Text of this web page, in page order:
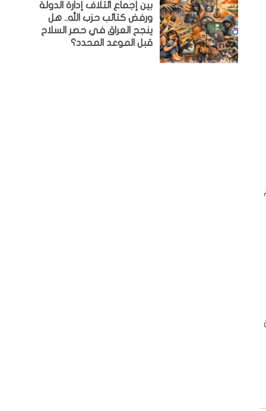
بين إجماع ائتلاف إدارة الدولة
ورفض كتائب حزب الله.. هل
ينجح العراق في حصر السلاح
قبل الموعد المحدد؟